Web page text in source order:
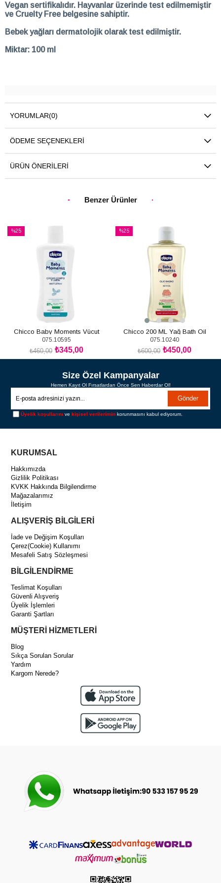
Vegan sertifikalıdır. Hayvanlar üzerinde test edilmemiştir
ve Cruelty Free belgesine sahiptir.
Bebek yağları dermatolojik olarak test edilmiştir.
Miktar: 100 ml
YORUMLAR(0)
ÖDEME SEÇENEKLERI
ÜRÜN ÖNERILERI
Benzer Ürünler
%25
Chicco Baby Moments Vücut
Losyonu 200 ML
075.10595
₺345,00
₺460,00
SEPETE EKLE
%25
Chicco 200 ML Yağ Bath Oil
Sensitive
075.10240
₺450,00
₺600,00
SEPETE EKLE
Size Özel Kampanyalar
Hemen Kayıt Ol Fırsatlardan Önce Sen Haberdar Ol!
Gönder
Üyelik koşullarını vekişisel verilerimin korunmasını kabul ediyorum.
KURUMSAL
Hakkımızda
Gizlilik Politikası
KVKK Hakkında Bilgilendirme
Mağazalarımız
İletişim
ALIŞVERİŞ BİLGİLERİ
İade ve Değişim Koşulları
Çerez(Cookie) Kullanımı
Mesafeli Satış Sözleşmesi
BİLGİLENDİRME
Teslimat Koşulları
Güvenli Alışveriş
Üyelik İşlemleri
Garanti Şartları
MÜŞTERİ HİZMETLERİ
Blog
Sıkça Sorulan Sorular
Yardım
Kargom Nerede?